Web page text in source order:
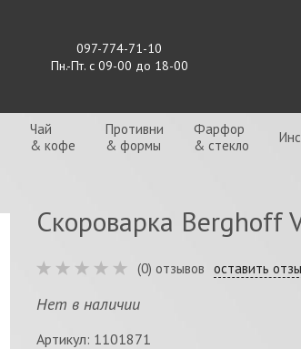
097-774-71-10
Пн.-Пт. с 09-00 до 18-00
Чай
& кофе
Противни
& формы
Фарфор
& стекло
Скороварка Berghoff
(0) отзывов оставить
Нет в наличии
Артикул: 1101871